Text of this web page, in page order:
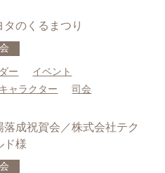
タのくるまつり
ー
イベント
ャラクター
司会
落成祝賀会／株式会社テク
ド様